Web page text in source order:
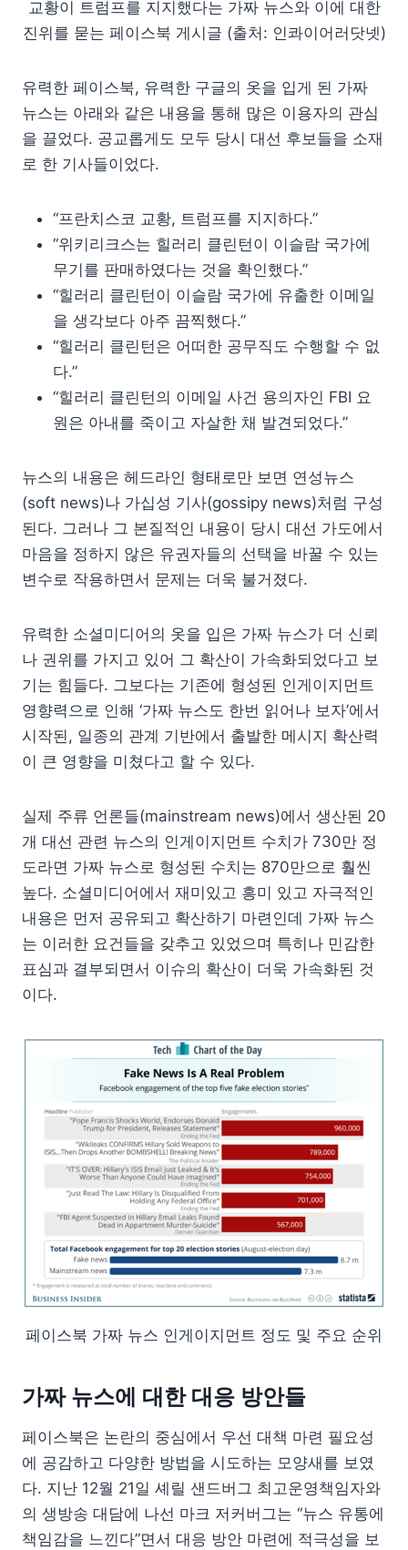
교황이 트럼프를 지지했다는 가짜 뉴스와 이에 대한
진위를 묻는 페이스북 게시글 (출처: 인콰이어러닷넷)
유력한 페이스북, 유력한 구글의 옷을 입게 된 가짜
뉴스는 아래와 같은 내용을 통해 많은 이용자의 관심
을 끌었다. 공교롭게도 모두 당시 대선 후보들을 소재
로 한 기사들이었다.
“프란치스코 교황, 트럼프를 지지하다.”
“위키리크스는 힐러리 클린턴이 이슬람 국가에
무기를 판매하였다는 것을 확인했다.”
“힐러리 클린턴이 이슬람 국가에 유출한 이메일
을 생각보다 아주 끔찍했다.”
“힐러리 클린턴은 어떠한 공무직도 수행할 수 없
다.”
“힐러리 클린턴의 이메일 사건 용의자인 FBI 요
원은 아내를 죽이고 자살한 채 발견되었다.”
뉴스의 내용은 헤드라인 형태로만 보면 연성뉴스
(soft news)나 가십성 기사(gossipy news)처럼 구성
된다. 그러나 그 본질적인 내용이 당시 대선 가도에서
마음을 정하지 않은 유권자들의 선택을 바꿀 수 있는
변수로 작용하면서 문제는 더욱 불거졌다.
유력한 소셜미디어의 옷을 입은 가짜 뉴스가 더 신뢰
나 권위를 가지고 있어 그 확산이 가속화되었다고 보
기는 힘들다. 그보다는 기존에 형성된 인게이지먼트
영향력으로 인해 ‘가짜 뉴스도 한번 읽어나 보자’에서
시작된, 일종의 관계 기반에서 출발한 메시지 확산력
이 큰 영향을 미쳤다고 할 수 있다.
실제 주류 언론들(mainstream news)에서 생산된 20
개 대선 관련 뉴스의 인게이지먼트 수치가 730만 정
도라면 가짜 뉴스로 형성된 수치는 870만으로 훨씬
높다. 소셜미디어에서 재미있고 흥미 있고 자극적인
내용은 먼저 공유되고 확산하기 마련인데 가짜 뉴스
는 이러한 요건들을 갖추고 있었으며 특히나 민감한
표심과 결부되면서 이슈의 확산이 더욱 가속화된 것
이다.
페이스북 가짜 뉴스 인게이지먼트 정도 및 주요 순위
가짜 뉴스에 대한 대응 방안들
페이스북은 논란의 중심에서 우선 대책 마련 필요성
에 공감하고 다양한 방법을 시도하는 모양새를 보였
다. 지난 12월 21일 셰릴 샌드버그 최고운영책임자와
의 생방송 대담에 나선 마크 저커버그는 “뉴스 유통에
책임감을 느낀다”면서 대응 방안 마련에 적극성을 보